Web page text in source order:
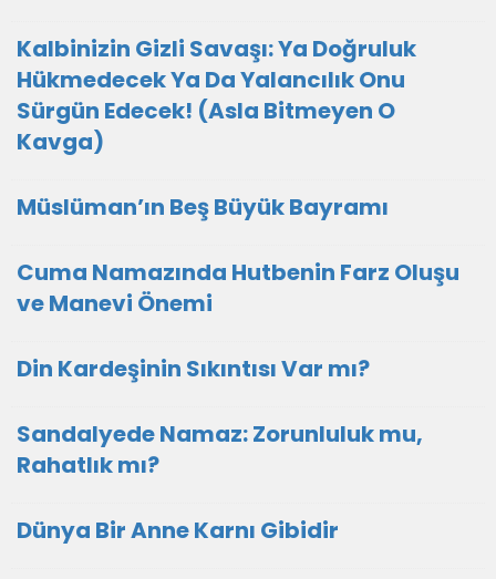
Kalbinizin Gizli Savaşı: Ya Doğruluk
Hükmedecek Ya Da Yalancılık Onu
Sürgün Edecek! (Asla Bitmeyen O
Kavga)
Müslüman’ın Beş Büyük Bayramı
Cuma Namazında Hutbenin Farz Oluşu
ve Manevi Önemi
Din Kardeşinin Sıkıntısı Var mı?
Sandalyede Namaz: Zorunluluk mu,
Rahatlık mı?
Dünya Bir Anne Karnı Gibidir